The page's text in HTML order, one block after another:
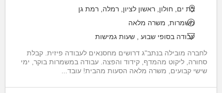
בת ים, חולון, ראשון לציון, רמלה, רמת גן
משמרות, משרה מלאה
עבודה בסופי שבוע
שעות גמישות
לחברה מובילה בנתב"ג דרושים מחסנאים לעבודה פיזית. קבלת
סחורה, ליקוט מהמדף, קידוד והפצה. עבודה במשמרות בוקר, ימי
שישי קבועים, משרה מלאה הסעות מהבית! עובד...